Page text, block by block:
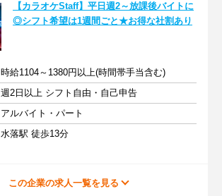
【カラオケStaff】平日週2～放課後バイトに
◎シフト希望は1週間ごと★お得な社割あり
時給1104～1380円以上(時間帯手当含む)
週2日以上 シフト自由・自己申告
アルバイト・パート
水落駅 徒歩13分
この企業の求人一覧を見る